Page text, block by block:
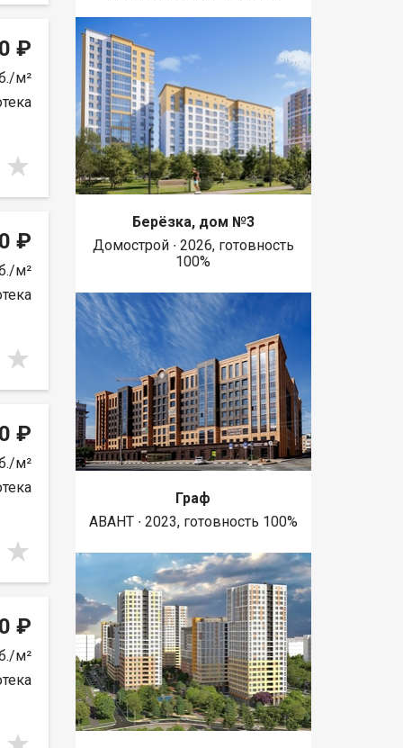
₽
м²
₽
м²
₽
м²
₽
м²
Берёзка, дом №3
Домострой ∙ 2026, готовность
100%
Граф
АВАНТ ∙ 2023, готовность 100%